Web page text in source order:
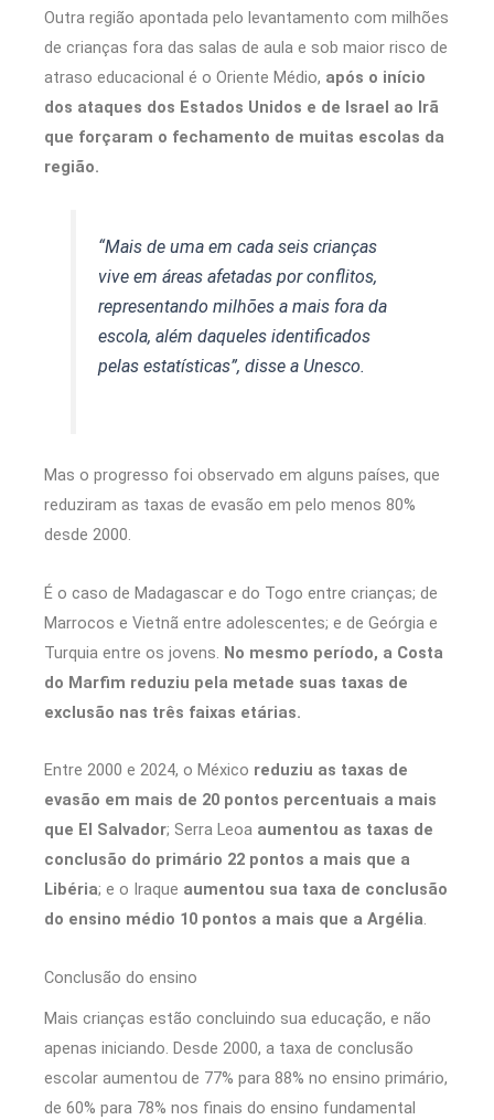
Outra região apontada pelo levantamento com milhões
de crianças fora das salas de aula e sob maior risco de
atraso educacional é o Oriente Médio, após o início
dos ataques dos Estados Unidos e de Israel ao Irã
que forçaram o fechamento de muitas escolas da
região.
“Mais de uma em cada seis crianças
vive em áreas afetadas por conflitos,
representando milhões a mais fora da
escola, além daqueles identificados
pelas estatísticas”, disse a Unesco.
Mas o progresso foi observado em alguns países, que
reduziram as taxas de evasão em pelo menos 80%
desde 2000.
É o caso de Madagascar e do Togo entre crianças; de
Marrocos e Vietnã entre adolescentes; e de Geórgia e
Turquia entre os jovens. No mesmo período, a Costa
do Marfim reduziu pela metade suas taxas de
exclusão nas três faixas etárias.
Entre 2000 e 2024, o México reduziu as taxas de
evasão em mais de 20 pontos percentuais a mais
que El Salvador; Serra Leoa aumentou as taxas de
conclusão do primário 22 pontos a mais que a
Libéria; e o Iraque aumentou sua taxa de conclusão
do ensino médio 10 pontos a mais que a Argélia.
Conclusão do ensino
Mais crianças estão concluindo sua educação, e não
apenas iniciando. Desde 2000, a taxa de conclusão
escolar aumentou de 77% para 88% no ensino primário,
de 60% para 78% nos finais do ensino fundamental